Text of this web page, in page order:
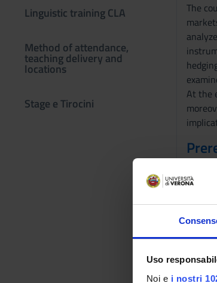
Uso
Noi e i nostri
Linguistic training CLA
Method of attendance,
teaching delivery and
locations
Stage e Tirocini
The
At the
-
-